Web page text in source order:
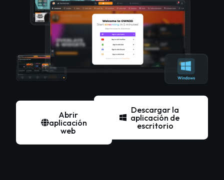
Abrir
aplicación
web
Descargar la
aplicación de
escritorio